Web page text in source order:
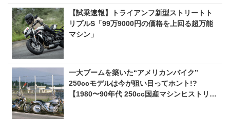
【試乗速報】トライアンフ新型ストリートト
リプルS「99万9000円の価格を上回る超万能
マシン」
一大ブームを築いた“アメリカンバイク”
250ccモデルは今が狙い目ってホント!?
【1980〜90年代 250cc国産マシンヒストリ